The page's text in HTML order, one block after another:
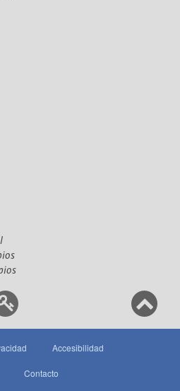
Accesibilidad
Contacto